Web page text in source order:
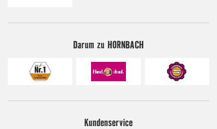
Darum zu HORNBACH
Kundenservice